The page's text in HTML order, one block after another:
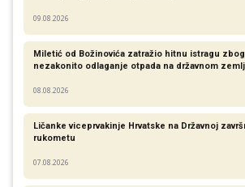
09.08.2026
Miletić od Božinovića zatražio hitnu istragu
nezakonito odlaganje otpada na državnom
08.08.2026
Ličanke viceprvakinje Hrvatske na Državnoj
rukometu
07.08.2026